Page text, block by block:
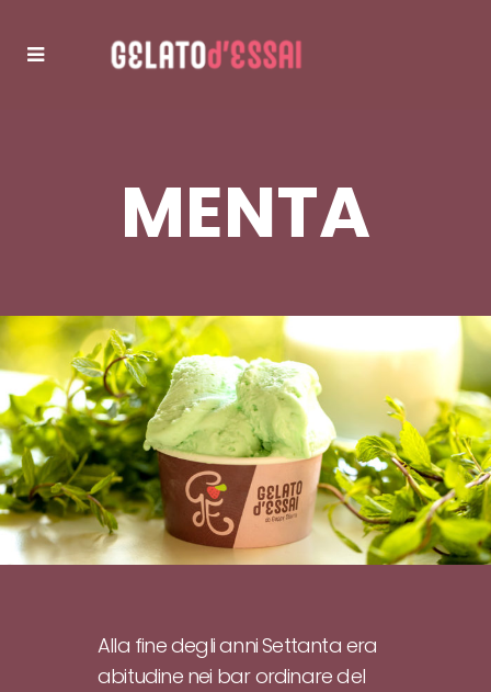
MENTA
Alla fine degli anni Settanta era
abitudine nei bar ordinare del